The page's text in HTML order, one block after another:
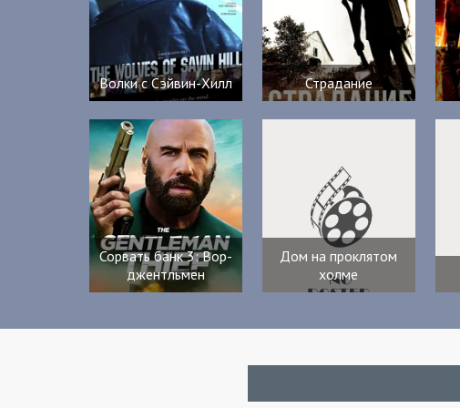
Волки с Сэйвин-Хилл Страдание
Сорвать банк 3: Вор-
джентльмен
Дом на проклятом
холме